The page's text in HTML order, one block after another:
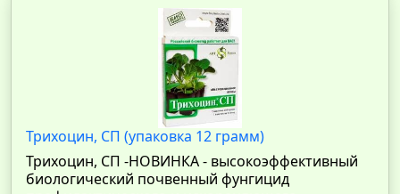
Трихоцин, СП (упаковка 12 грамм)
Трихоцин, СП -НОВИНКА - высокоэффективный
биологический почвенный фунгицид